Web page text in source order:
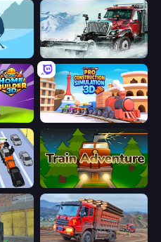
Snow Plow Truck
Pro Construction: Simulation 3D
Train Adventure